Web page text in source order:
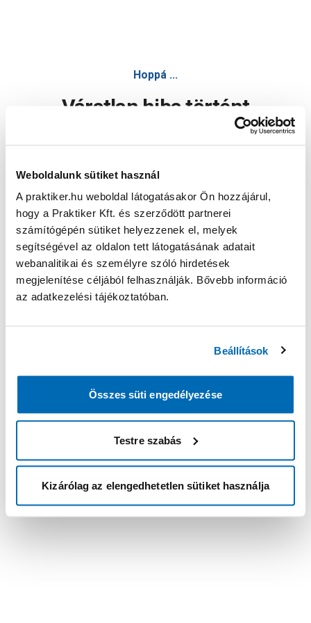
Weboldalunk sütiket használ
A praktiker.hu weboldal látogatásakor Ön hozzájárul,
hogy a Praktiker Kft. és szerződött partnerei
számítógépén sütiket helyezzenek el, melyek
segítségével az oldalon tett látogatásának adatait
webanalitikai és személyre szóló hirdetések
megjelenítése céljából felhasználják. Bővebb információ
az adatkezelési tájékoztatóban.
Beállítások
Összes süti engedélyezése
Testre szabás
Kizárólag az elengedhetetlen sütiket használja
Hoppá ...
Váratlan hiba történt
Oldal újratöltése